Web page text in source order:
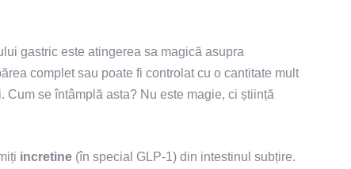
gastric este atingerea sa magică asupra
complet sau poate fi controlat cu o cantitate mult
se întâmplă asta? Nu este magie, ci știință
incretine (în special GLP-1) din intestinul subțire.